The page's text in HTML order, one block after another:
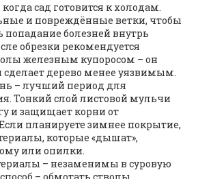
сад готовится к холодам.
и повреждённые ветки, чтобы
попадание болезней внутрь
обрезки рекомендуется
железным купоросом – он
сделает дерево менее уязвимым.
– лучший период для
Тонкий слой листовой мульчи
и защищает корни от
планируете зимнее покрытие,
которые «дышат»,
или опилки.
– незаменимы в суровую